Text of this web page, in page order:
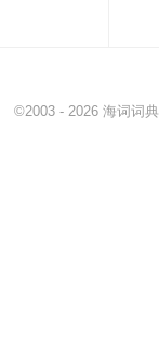
©2003 - 2026 海词词典